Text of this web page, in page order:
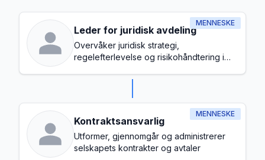
MENNESKE
Leder for juridisk avdeling
Overvåker juridisk strategi,
regelefterlevelse og risikohåndtering i
MENNESKE
Kontraktsansvarlig
Utformer, gjennomgår og administrerer
selskapets kontrakter og avtaler